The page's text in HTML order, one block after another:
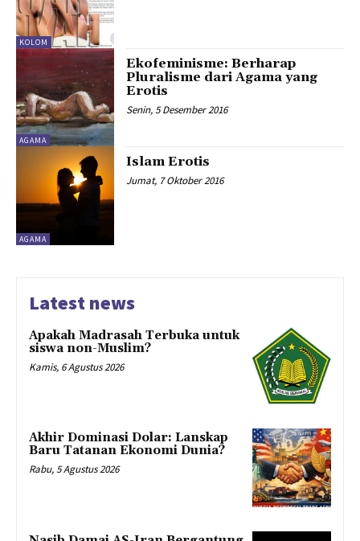
KOLOM
AGAMA
Ekofeminisme: Berharap
Pluralisme dari Agama yang
Erotis
Senin, 5 Desember 2016
AGAMA
Islam Erotis
Jumat, 7 Oktober 2016
Latest news
Apakah Madrasah Terbuka untuk
siswa non-Muslim?
Kamis, 6 Agustus 2026
Akhir Dominasi Dolar: Lanskap
Baru Tatanan Ekonomi Dunia?
Rabu, 5 Agustus 2026